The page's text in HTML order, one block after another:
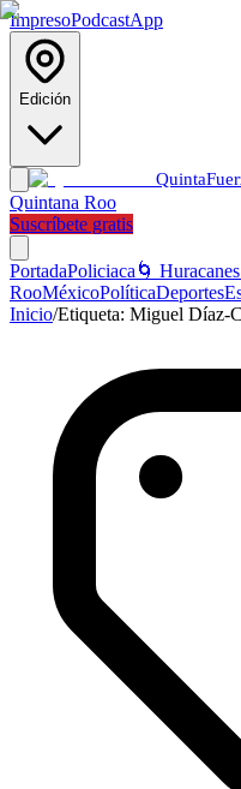
ImpresoPodcastApp
Edición
Quinta
Quintana Roo
Suscríbete gratis
PortadaPoliciaca 🌀 Huracanes
RooMéxicoPolíticaDeportes
Inicio/Etiqueta: Miguel Díaz-